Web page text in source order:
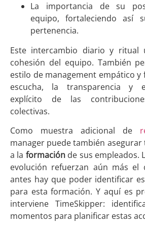
La importancia de su
equipo, fortaleciendo así
pertenencia.
Este intercambio diario y ritual
cohesión del equipo. También
estilo de management empático y
escucha, la transparencia y
explícito de las
colectivas.
Como muestra adicional de
manager puede también
a la formaciónde sus empleados.
evolución refuerzan aún más el
antes hay que poder identificar
para esta formación. Y aquí es
interviene TimeSkipper:
momentos para planificar estas